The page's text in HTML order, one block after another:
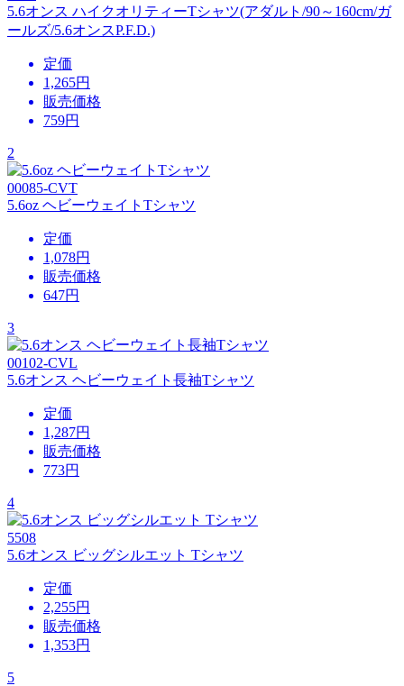
5.6オンス ハイクオリティーTシャツ(アダルト/90～160cm/ガ
ールズ/5.6オンスP.F.D.)
定価
1,265円
販売価格
759円
2
00085-CVT
5.6oz ヘビーウェイトTシャツ
定価
1,078円
販売価格
647円
3
00102-CVL
5.6オンス ヘビーウェイト長袖Tシャツ
定価
1,287円
販売価格
773円
4
5508
5.6オンス ビッグシルエット Tシャツ
定価
2,255円
販売価格
1,353円
5